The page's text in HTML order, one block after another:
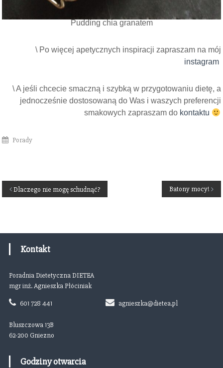
Pudding chia granatem
\ Po więcej apetycznych inspiracji zapraszam na mój
instagram
\ A jeśli chcecie smaczną i szybką w przygotowaniu dietę, a
jednocześnie dostosowaną do Was i waszych preferencji
smakowych zapraszam do kontaktu
Porady
N
w
Dlaczego nie mogę schudnąć? Batony mocy!
Kontakt
Poradnia Dietetyczna DIETEA
mgr inż. Agnieszka Płóciniak
601 728 441 agnieszka@dietea.pl
Bluszczowa 13B
62-200 Gniezno
Godziny otwarcia